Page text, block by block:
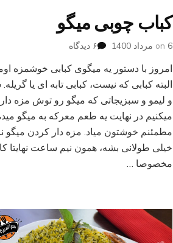
کباب چوبی میگو
on 6 مرداد 1400 ۶ دیدگاه
چوبی
میگو
امروز با دستور یه میگوی کبابی خوشمزه
البته کبابی که نیست،‌ کبابی تابه ای یا
و لیمو و سبزیجاتی که میگو رو توش مزه دار
میکنیم در نهایت یه طعم معرکه به میگو
مطمئنم خوشتون میاد. مزه دار کردن میگو
خیلی طولانی بشه،‌ همون نیم ساعت نهایتا
مخصوصا …